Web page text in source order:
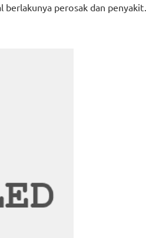
perosak dan penyakit.